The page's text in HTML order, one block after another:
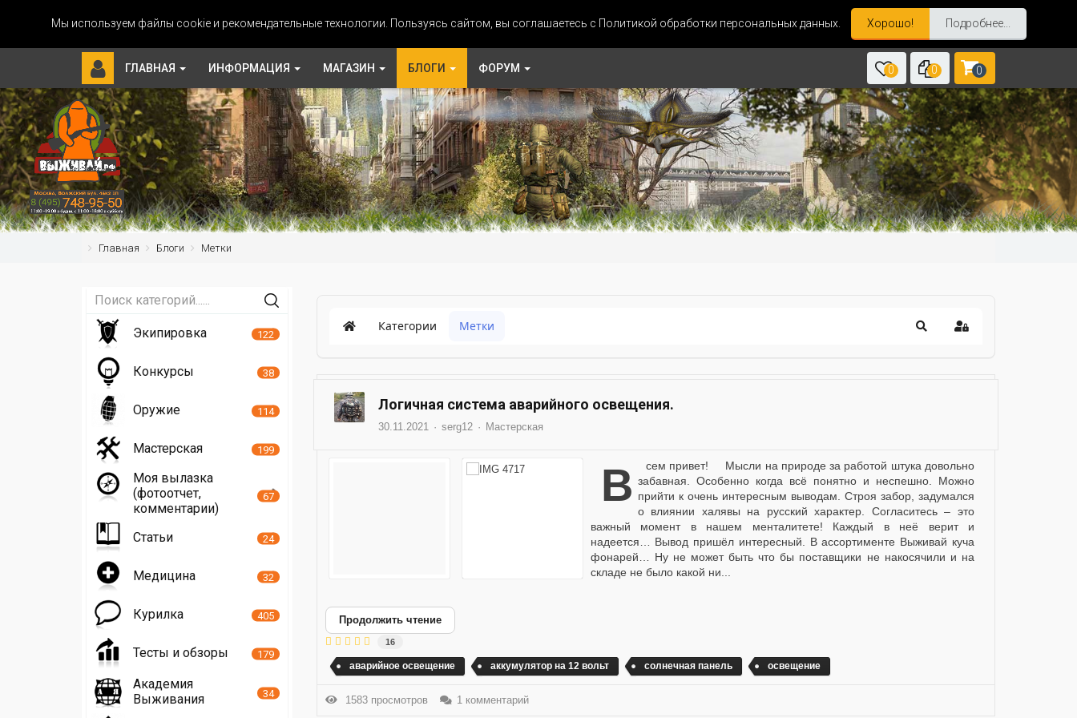
Мы используем файлы cookie и рекомендательные технологии. Пользуясь сайтом, вы соглашаетесь с Политикой обработки персональных данных. Хорошо! Подробнее...
ГЛАВНАЯ ИНФОРМАЦИЯ МАГАЗИН БЛОГИ ФОРУМ 0 0 0
Главная Блоги Метки
Категории Метки
Логичная система аварийного освещения.
30.11.2021 serg12 Мастерская
Всем привет! Мысли на природе за работой штука довольно забавная. Особенно когда всё понятно и неспешно. Можно
прийти к очень интересным выводам. Строя забор, задумался
о влиянии халявы на русский характер. Согласитесь – это
важный момент в нашем менталитете! Каждый в неё верит и
надеется… Вывод пришёл интересный. В ассортименте Выживай куча
фонарей… Ну не может быть что бы поставщики не накосячили и на
складе не было какой ни...
Продолжить чтение
16
аварийное освещение аккумулятор на 12 вольт солнечная панель освещение
1583 просмотров 1 комментарий
Экипировка 122
Конкурсы 38
Оружие 114
Мастерская 199
Моя вылазка
(фотоотчет,
комментарии)
67
Статьи 24
Медицина 32
Курилка 405
Тесты и обзоры 179
Академия
Выживания
34